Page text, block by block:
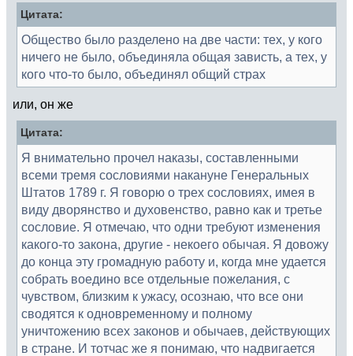
Цитата:
Общество было разделено на две части: тех, у кого
ничего не было, объединяла общая зависть, а тех, у
кого что-то было, объединял общий страх
или, он же
Цитата:
Я внимательно прочел наказы, составленными
всеми тремя сословиями накануне Генеральных
Штатов 1789 г. Я говорю о трех сословиях, имея в
виду дворянство и духовенство, равно как и третье
сословие. Я отмечаю, что одни требуют изменения
какого-то закона, другие - некоего обычая. Я довожу
до конца эту громадную работу и, когда мне удается
собрать воедино все отдельные пожелания, с
чувством, близким к ужасу, осознаю, что все они
сводятся к одновременному и полному
уничтожению всех законов и обычаев, действующих
в стране. И тотчас же я понимаю, что надвигается